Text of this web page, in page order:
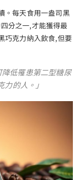
。每天食用一盎司黑
分之一,才能獲得最
巧克力納入飲食,但要
降低罹患第二型糖尿
的人。」